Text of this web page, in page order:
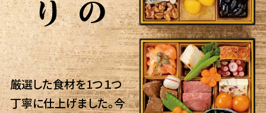
厳選した食材を1つ１つ
丁寧に仕上げました。今